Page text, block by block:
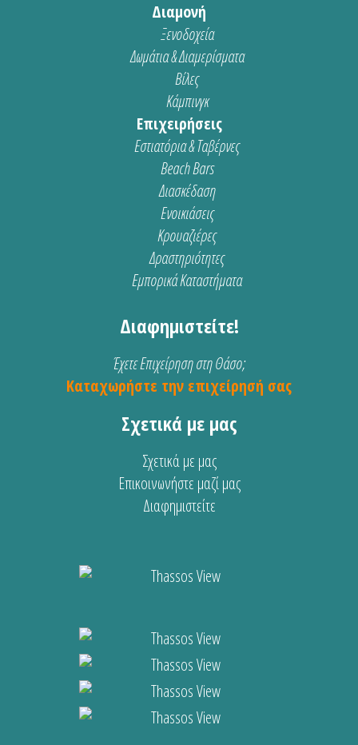
Διαμονή
Ξενοδοχεία
Δωμάτια & Διαμερίσματα
Βίλες
Κάμπινγκ
Επιχειρήσεις
Εστιατόρια & Ταβέρνες
Beach Bars
Διασκέδαση
Ενοικιάσεις
Κρουαζιέρες
Δραστηριότητες
Εμπορικά Καταστήματα
Διαφημιστείτε!
Έχετε Επιχείρηση στη Θάσο;
Καταχωρήστε την επιχείρησή σας
Σχετικά με μας
Σχετικά με μας
Επικοινωνήστε μαζί μας
Διαφημιστείτε